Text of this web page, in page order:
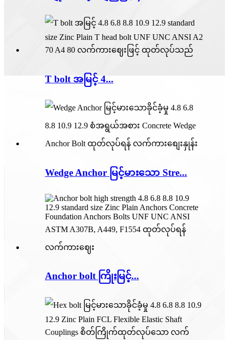
T bolt အမြင့် 4...
Wedge Anchor မြင့်မားသော Stre...
Anchor bolt ကြိုးမြင့်...